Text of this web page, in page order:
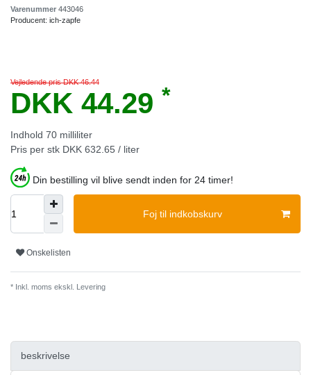
Varenummer 443046
Producent: ich-zapfe
Vejledende pris DKK 46.44
DKK 44.29 *
Indhold 70 milliliter
Pris per stk DKK 632.65 / liter
Din bestilling vil blive sendt inden for 24 timer!
Foj til indkobskurv
Onskelisten
* Inkl. moms ekskl. Levering
beskrivelse